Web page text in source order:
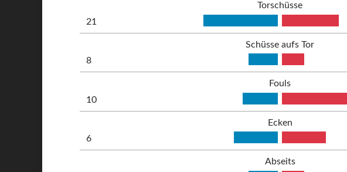
Torschüsse
21
Schüsse aufs Tor
8
Fouls
10
Ecken
6
Abseits